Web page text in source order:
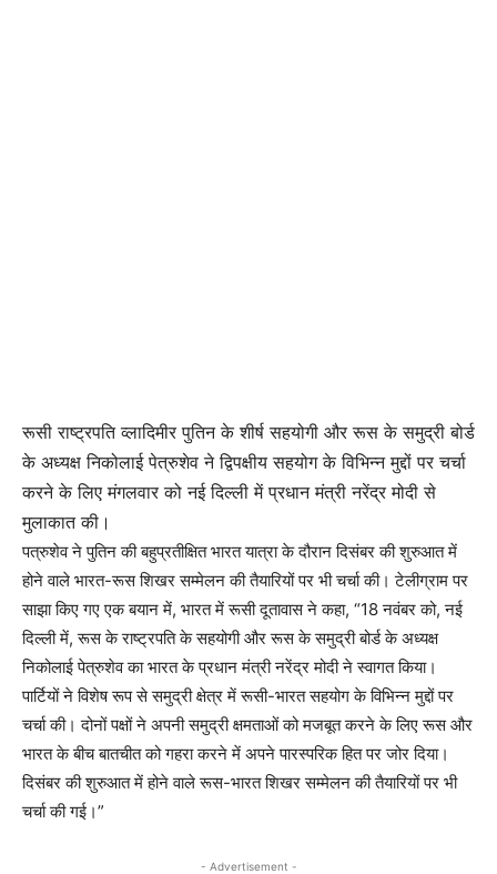
रूसी राष्ट्रपति व्लादिमीर पुतिन के शीर्ष सहयोगी और रूस के समुद्री बोर्ड
के अध्यक्ष निकोलाई पेत्रुशेव ने द्विपक्षीय सहयोग के विभिन्न मुद्दों पर चर्चा
करने के लिए मंगलवार को नई दिल्ली में प्रधान मंत्री नरेंद्र मोदी से
मुलाकात की।
पत्रुशेव ने पुतिन की बहुप्रतीक्षित भारत यात्रा के दौरान दिसंबर की शुरुआत में
होने वाले भारत-रूस शिखर सम्मेलन की तैयारियों पर भी चर्चा की। टेलीग्राम पर
साझा किए गए एक बयान में, भारत में रूसी दूतावास ने कहा, “18 नवंबर को, नई
दिल्ली में, रूस के राष्ट्रपति के सहयोगी और रूस के समुद्री बोर्ड के अध्यक्ष
निकोलाई पेत्रुशेव का भारत के प्रधान मंत्री नरेंद्र मोदी ने स्वागत किया।
पार्टियों ने विशेष रूप से समुद्री क्षेत्र में रूसी-भारत सहयोग के विभिन्न मुद्दों पर
चर्चा की। दोनों पक्षों ने अपनी समुद्री क्षमताओं को मजबूत करने के लिए रूस और
भारत के बीच बातचीत को गहरा करने में अपने पारस्परिक हित पर जोर दिया।
दिसंबर की शुरुआत में होने वाले रूस-भारत शिखर सम्मेलन की तैयारियों पर भी
चर्चा की गई।”
- Advertisement -